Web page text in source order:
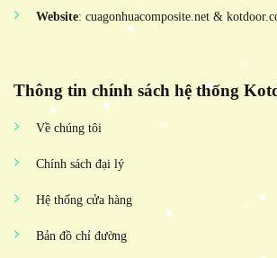
Website: cuagonhuacomposite.net &
Thông tin chính sách hệ thống
Về chúng tôi
Chính sách đại lý
Hệ thống cửa hàng
Bản đồ chỉ đường